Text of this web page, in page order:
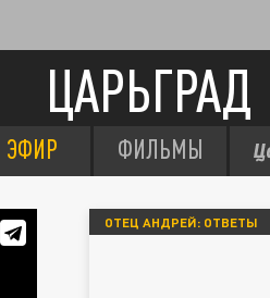
ЦАРЬГРАД
ЭФИР ФИЛЬМЫ
ОТЕЦ АНДРЕЙ: ОТВЕТЫ